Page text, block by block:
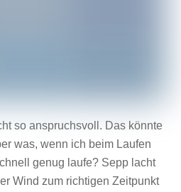
so anspruchsvoll. Das könnte
was, wenn ich beim Laufen
genug laufe? Sepp lacht
Wind zum richtigen Zeitpunkt